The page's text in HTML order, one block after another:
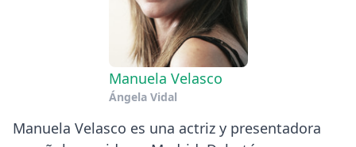
Manuela Velasco
Ángela Vidal
Manuela Velasco es una actriz y presentadora